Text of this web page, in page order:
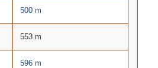
500 m
553 m
596 m